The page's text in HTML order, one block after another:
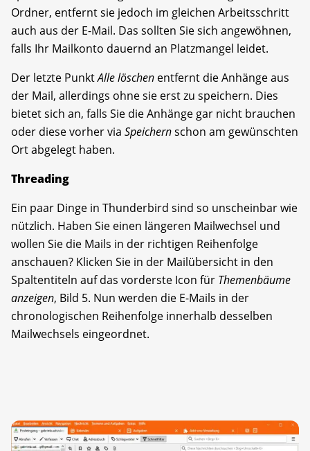
Ordner, entfernt sie jedoch im gleichen Arbeitsschritt
auch aus der E-Mail. Das sollten Sie sich angewöhnen,
falls Ihr Mailkonto dauernd an Platzmangel leidet.
Der letzte PunktAlle löschen entfernt die Anhänge aus
der Mail, allerdings ohne sie erst zu speichern. Dies
bietet sich an, falls Sie die Anhänge gar nicht brauchen
oder diese vorher via Speichernschon am gewünschten
Ort abgelegt haben.
Threading
Ein paar Dinge in Thunderbird sind so unscheinbar wie
nützlich. Haben Sie einen längeren Mailwechsel und
wollen Sie die Mails in der richtigen Reihenfolge
anschauen? Klicken Sie in der Mailübersicht in den
Spaltentiteln auf das vorderste Icon für Themenbäume
anzeigen, Bild 5. Nun werden die E-Mails in der
chronologischen Reihenfolge innerhalb desselben
Mailwechsels eingeordnet.